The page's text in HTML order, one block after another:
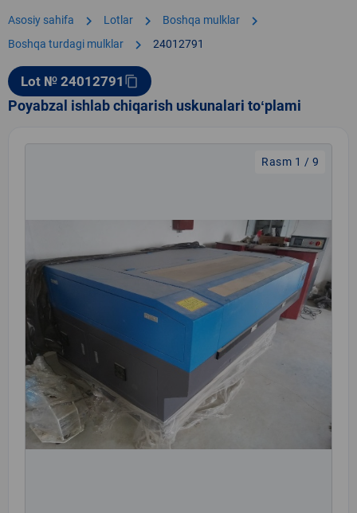
Asosiy sahifa chevron_right Lotlar chevron_right Boshqa mulklar chevron_right
Boshqa turdagi mulklar chevron_right 24012791
Lot № 24012791 content_copy
Poyabzal ishlab chiqarish uskunalari toʻplami
Rasm 1 / 9